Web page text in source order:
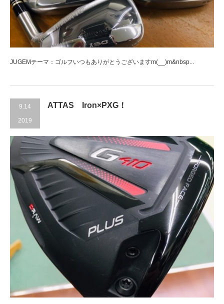
JUGEMテーマ：ゴルフいつもありがとうございますm(__)m&nbsp...
9.14
2019
ATTAS Iron×PXG！